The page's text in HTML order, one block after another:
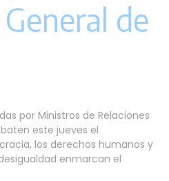
de
por Ministros de Relaciones
este jueves el
los derechos humanos y
enmarcan el